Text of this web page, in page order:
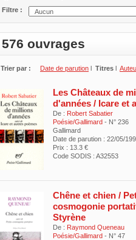
Filtre :
576 ouvrages
Trier par : Date de parution l Titres l
Les Châteaux de
d'années / Icare et
De : Robert Sabatier
Poésie/Gallimard - N° 236
Gallimard
Date de parution : 22/05/
Prix : 13.3 €
Code SODIS : A32553
Chêne et chien /
cosmogonie
Styrène
De : Raymond Queneau
Poésie/Gallimard - N° 47